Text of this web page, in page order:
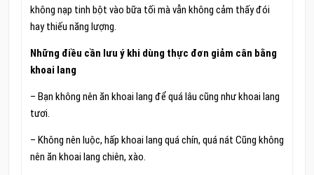
không nạp tinh bột vào bữa tối mà vẫn không cảm thấy đói
hay thiếu năng lượng.
Những điều cần lưu ý khi dùng thực đơn giảm cân bằng
khoai lang
– Bạn không nên ăn khoai lang để quá lâu cũng như khoai lang
tươi.
– Không nên luộc, hấp khoai lang quá chín, quá nát Cũng không
nên ăn khoai lang chiên, xào.